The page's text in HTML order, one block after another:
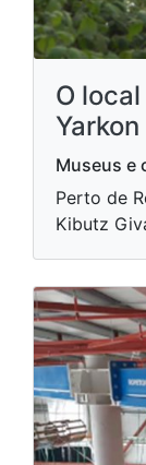
O
Yarkon
Museus e
Perto de
Kibutz